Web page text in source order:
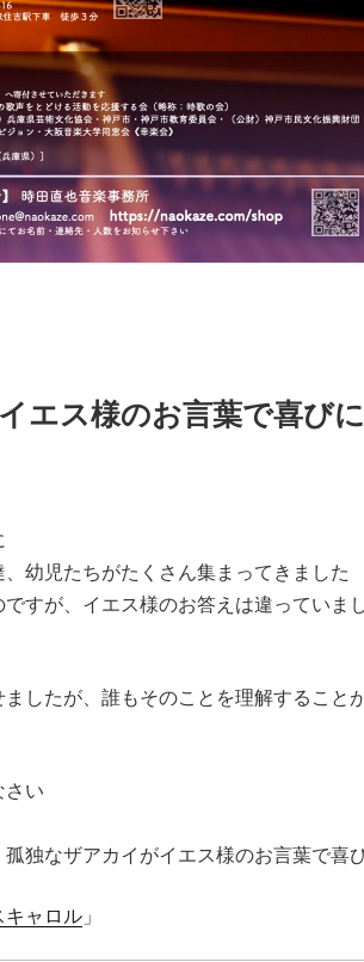
エス様のお言葉で喜び
幼児たちがたくさん集まってきました
すが、イエス様のお答えは違っていま
したが、誰もそのことを理解すること
い
独なザアカイがイエス様のお言葉で喜
キャロル 」